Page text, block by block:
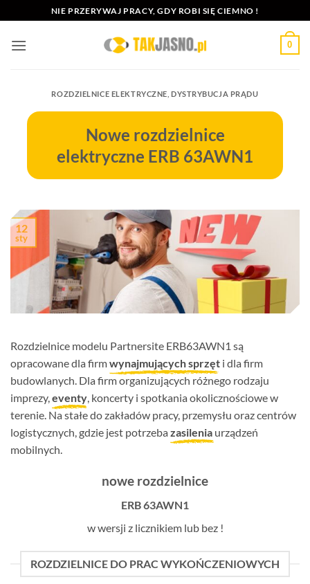
do
zawartości
NIE PRZERYWAJ PRACY, GDY ROBI SIĘ CIEMNO !
0
ROZDZIELNICE ELEKTRYCZNE ,DYSTRYBUCJA PRĄDU
Nowe rozdzielnice
elektryczne ERB 63AWN1
12
sty
Rozdzielnice modelu Partnersite ERB63AWN1 są
opracowane dla firmwynajmujących sprzęt i dla firm
budowlanych. Dla firm organizujących różnego rodzaju
imprezy,eventy, koncerty i spotkania okolicznościowe w
terenie. Na stałe do zakładów pracy, przemysłu oraz centrów
logistycznych, gdzie jest potrzeba zasilenia urządzeń
mobilnych.
nowe rozdzielnice
ERB 63AWN1
w wersji z licznikiem lub bez !
ROZDZIELNICE DO PRAC WYKOŃCZENIOWYCH